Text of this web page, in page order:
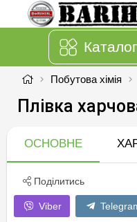
Каталог
Побутова хімія
Плівка
ОСНОВНЕ
Поділитись
Viber